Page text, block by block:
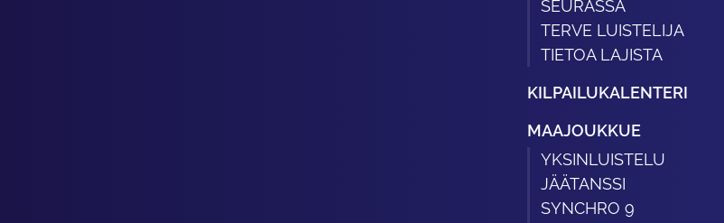
SEURASSA
TERVE LUISTELIJA
TIETOA LAJISTA
KILPAILUKALENTERI
MAAJOUKKUE
YKSINLUISTELU
JÄÄTANSSI
SYNCHRO 9